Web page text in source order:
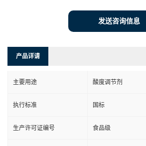
发送咨询信息
产品详请
主要用途 酸度调节剂
执行标准 国标
生产许可证编号 食品级